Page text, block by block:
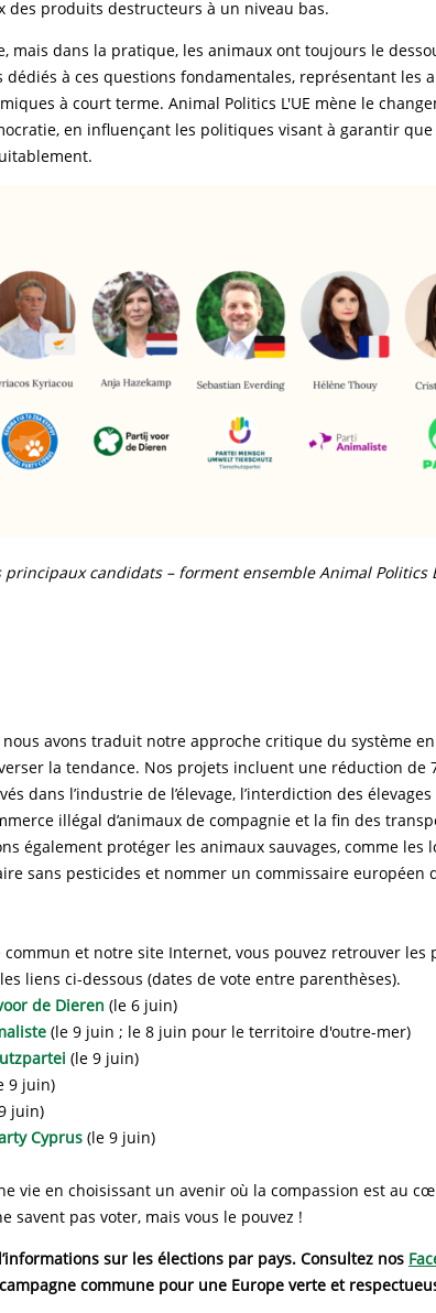
des produits destructeurs à un niveau bas.
mais dans la pratique, les animaux ont toujours le
dédiés à ces questions fondamentales, représentant les
à court terme. Animal Politics L'UE mène le
en influençant les politiques visant à garantir
principaux candidats – forment ensemble Animal Politics
nous avons traduit notre approche critique du système
la tendance. Nos projets incluent une réduction de
dans l’industrie de l’élevage, l’interdiction des élevages
illégal d’animaux de compagnie et la fin des
également protéger les animaux sauvages, comme les
sans pesticides et nommer un commissaire européen
et notre site Internet, vous pouvez retrouver les
liens ci-dessous (dates de vote entre parenthèses).
de Dieren (le 6 juin)
(le 9 juin ; le 8 juin pour le territoire d'outre-mer)
(le 9 juin)
9 juin)
juin)
Cyprus (le 9 juin)
vie en choisissant un avenir où la compassion est au
savent pas voter, mais vous le pouvez !
sur les élections par pays. Consultez nos
commune pour une Europe verte et